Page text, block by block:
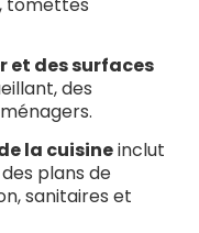
et des surfaces
des
la cuisineinclut
plans de
sanitaires et